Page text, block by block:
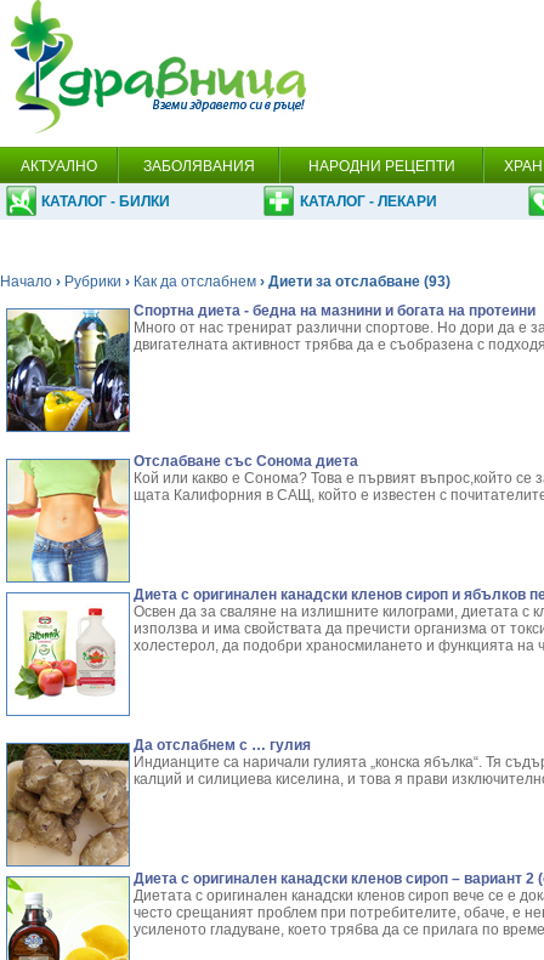
АКТУАЛНО ЗАБОЛЯВАНИЯ НАРОДНИ РЕЦЕПТИ
КАТАЛОГ - БИЛКИ КАТАЛОГ - ЛЕКАРИ
Начало › Рубрики › Как да отслабнем › Диети за отслабване (93)
Спортна диета - бедна на мазнини и богата на протеини
Много от нас тренират различни спортове. Но дори да е
двигателната активност трябва да е съобразена с
Отслабване със Сонома диета
Кой или какво е Сонома? Това е първият въпрос,който се
щата Калифорния в САЩ, който е известен с
Диета с оригинален канадски кленов сироп и ябълков
Освен да за сваляне на излишните килограми, диетата с
използва и има свойствата да пречисти организма от
холестерол, да подобри храносмилането и функцията на
Да отслабнем с … гулия
Индианците са наричали гулията „конска ябълка“. Тя
калций и силициева киселина, и това я прави
Диета с оригинален канадски кленов сироп – вариант 2
Диетата с оригинален канадски кленов сироп вече се е
често срещаният проблем при потребителите, обаче, е
усиленото гладуване, което трябва да се прилага по